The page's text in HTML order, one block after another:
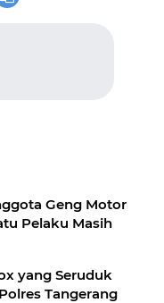
Geng Motor
Pelaku Masih
yang Seruduk
Tangerang